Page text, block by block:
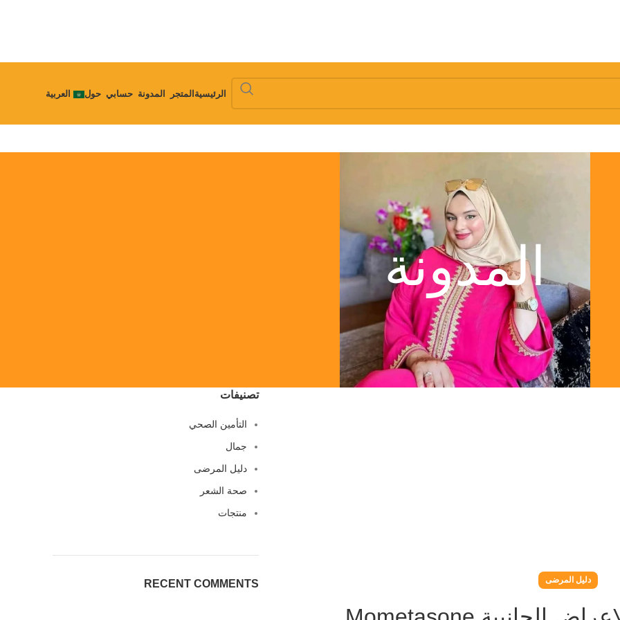
الرئيسيةالمتجر المدونة حسابي حول العربية
المدونة
دليل المرضى
تصنيفات
التأمين الصحي
جمال
دليل المرضى
صحة الشعر
منتجات
RECENT COMMENTS